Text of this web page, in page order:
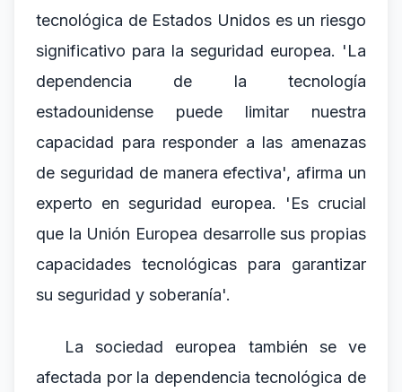
tecnológica de Estados Unidos es un riesgo
significativo para la seguridad europea. 'La
dependencia de la tecnología
estadounidense puede limitar nuestra
capacidad para responder a las amenazas
de seguridad de manera efectiva', afirma un
experto en seguridad europea. 'Es crucial
que la Unión Europea desarrolle sus propias
capacidades tecnológicas para garantizar
su seguridad y soberanía'.
La sociedad europea también se ve
afectada por la dependencia tecnológica de